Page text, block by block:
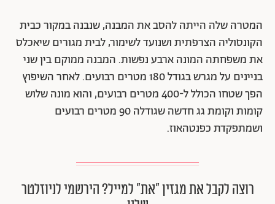
המטרה שלה הייתה להסב את המבנה, שנבנה במקור כבית
הקונסוליה הצרפתית ושנועד לשימור, לבית מגורים שיאכלס
את משפחתה המונה ארבע נפשות. המבנה ממוקם בין שני
בניינים על מגרש בגודל 180 מטרים רבועים. לאחר השיפוץ
הפך שטחו הכולל ל-400 מטרים רבועים, והוא מונה שלוש
קומות וקומת גג חדשה שגודלה 90 מטרים רבועים
ושמתפקדת כפנטהאוז.
רוצה לקבל את מגזין ״את״ למייל? הירשמי לניוזלטר